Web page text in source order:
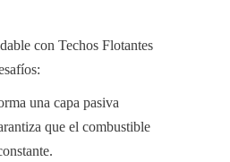
con Techos Flotantes
una capa pasiva
que el combustible